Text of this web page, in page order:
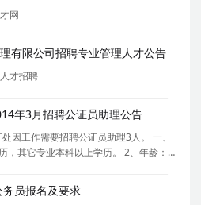
网
有限公司招聘专业管理人才公告
才招聘
年3月招聘公证员助理公告
因工作需要招聘公证员助理3人。 一、
，其它专业本科以上学历。 2、年龄：25
试用期为3-6个月，试用期间每月工资
和表现给予增
员报名及要求